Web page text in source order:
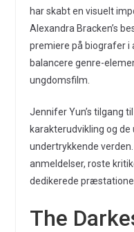
har skabt en visuelt
Alexandra Bracken’s
premiere på biografer i
balancere genre-
ungdomsfilm.
Jennifer Yun’s tilgang
karakterudvikling og
undertrykkende
anmeldelser, roste
dedikerede
The